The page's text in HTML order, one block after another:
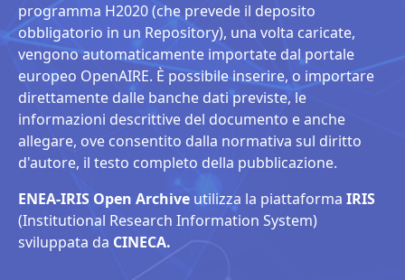
programma H2020 (che prevede il deposito
obbligatorio in un Repository), una volta caricate,
vengono automaticamente importate dal portale
europeo OpenAIRE. È possibile inserire, o importare
direttamente dalle banche dati previste, le
informazioni descrittive del documento e anche
allegare, ove consentito dalla normativa sul diritto
d'autore, il testo completo della pubblicazione.
ENEA-IRIS Open Archive utilizza la piattaforma IRIS
(Institutional Research Information System)
sviluppata da CINECA.